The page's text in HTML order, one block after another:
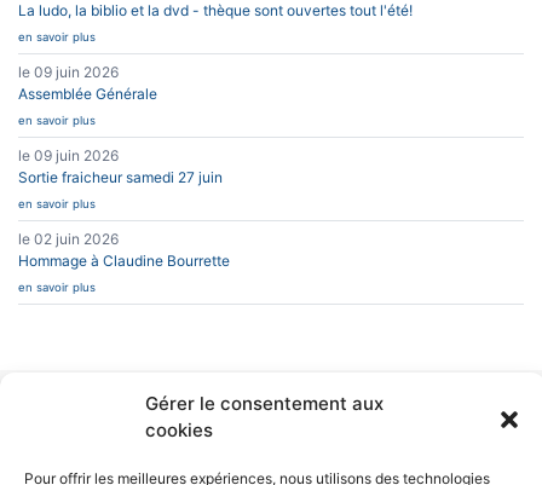
Gérer le consentement aux
cookies
Pour offrir les meilleures expériences, nous utilisons des technologies
La ludo, la biblio et la dvd - thèque sont ouvertes tout l'été!
en savoir plus
le 09 juin 2026
Assemblée Générale
en savoir plus
le 09 juin 2026
Sortie fraicheur samedi 27 juin
en savoir plus
le 02 juin 2026
Hommage à Claudine Bourrette
en savoir plus
CAESUG
Siège Social :
25 avenue des